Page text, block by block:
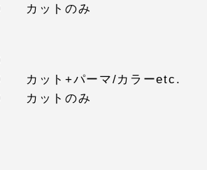
カットのみ
カット+パーマ/カラーetc.
カットのみ